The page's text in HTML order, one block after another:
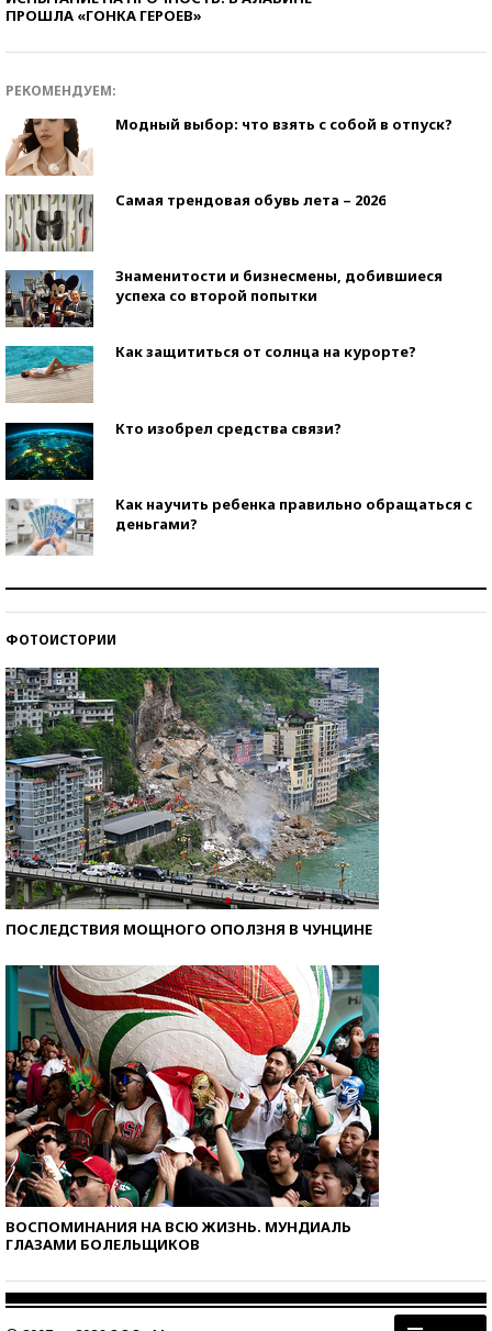
ПРОШЛА «ГОНКА ГЕРОЕВ»
РЕКОМЕНДУЕМ:
Модный выбор: что взять с собой в отпуск?
Самая трендовая обувь лета – 2026
Знаменитости и бизнесмены, добившиеся
успеха со второй попытки
Как защититься от солнца на курорте?
Кто изобрел средства связи?
Как научить ребенка правильно обращаться с
деньгами?
ФОТОИСТОРИИ
ПОСЛЕДСТВИЯ МОЩНОГО ОПОЛЗНЯ В ЧУНЦИНЕ
ВОСПОМИНАНИЯ НА ВСЮ ЖИЗНЬ. МУНДИАЛЬ
ГЛАЗАМИ БОЛЕЛЬЩИКОВ